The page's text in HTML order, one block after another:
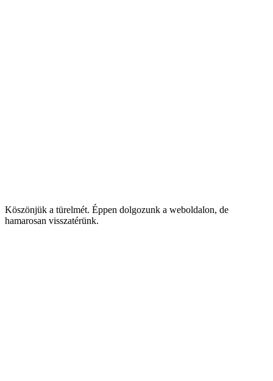
Köszönjük a türelmét. Éppen dolgozunk a weboldalon, de
hamarosan visszatérünk.